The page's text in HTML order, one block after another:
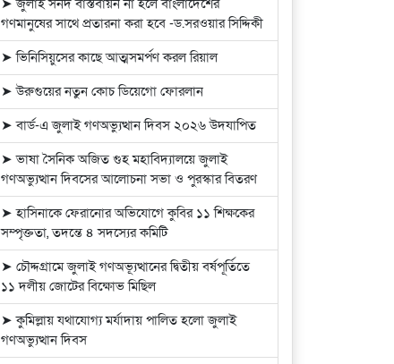
➤ জুলাই সনদ বাস্তবায়ন না হলে বাংলাদেশের
গণমানুষের সাথে প্রতারনা করা হবে -ড.সরওয়ার সিদ্দিকী
➤ ভিনিসিয়ুসের কাছে আত্মসমর্পণ করল রিয়াল
➤ উরুগুয়ের নতুন কোচ ডিয়েগো ফোরলান
➤ বার্ড-এ জুলাই গণঅভ্যুত্থান দিবস ২০২৬ উদযাপিত
➤ ভাষা সৈনিক অজিত গুহ মহাবিদ্যালয়ে জুলাই
গণঅভ্যুত্থান দিবসের আলোচনা সভা ও পুরস্কার বিতরণ
➤ হাসিনাকে ফেরানোর অভিযোগে কুবির ১১ শিক্ষকের
সম্পৃক্ততা, তদন্তে ৪ সদস্যের কমিটি
➤ চৌদ্দগ্রামে জুলাই গণঅভ্যূত্থানের দ্বিতীয় বর্ষপূর্তিতে
১১ দলীয় জোটের বিক্ষোভ মিছিল
➤ কুমিল্লায় যথাযোগ্য মর্যাদায় পালিত হলো জুলাই
গণঅভ্যুত্থান দিবস